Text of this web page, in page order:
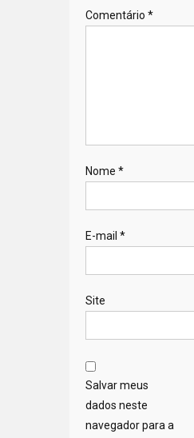
Comentário *
Nome *
E-mail *
Site
Salvar meus
dados neste
navegador para a